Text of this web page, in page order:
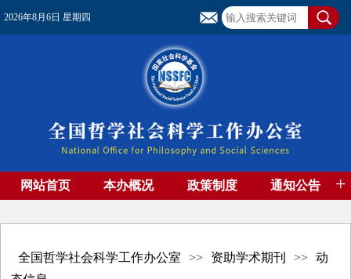
2026年8月6日 星期四
网站首页 本办概况 政策制度 通知公告 +
全国哲学社会科学工作办公室 >> 资助学术期刊 >>
动